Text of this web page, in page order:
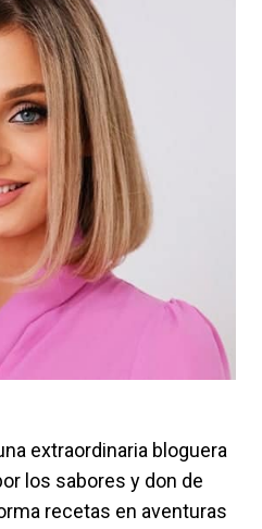
extraordinaria bloguera
los sabores y don de
recetas en aventuras